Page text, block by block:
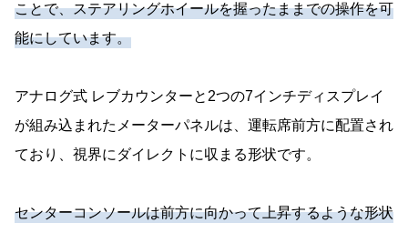
ことで、ステアリングホイールを握ったままでの操作を可
能にしています。
アナログ式 レブカウンターと2つの7インチディスプレイ
が組み込まれたメーターパネルは、運転席前方に配置され
ており、視界にダイレクトに収まる形状です。
センターコンソールは前方に向かって上昇するような形状